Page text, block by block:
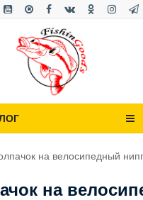
на велосипедный
на